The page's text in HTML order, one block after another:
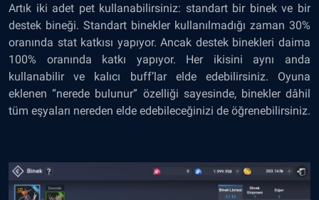
Artık iki adet pet kullanabilirsiniz: standart bir binek ve bir
destek bineği. Standart binekler kullanılmadığı zaman 30%
oranında stat katkısı yapıyor. Ancak destek binekleri daima
100% oranında katkı yapıyor. Her ikisini aynı anda
kullanabilir ve kalıcı buff’lar elde edebilirsiniz. Oyuna
eklenen “nerede bulunur” özelliği sayesinde, binekler dâhil
tüm eşyaları nereden elde edebileceğinizi de öğrenebilirsiniz.